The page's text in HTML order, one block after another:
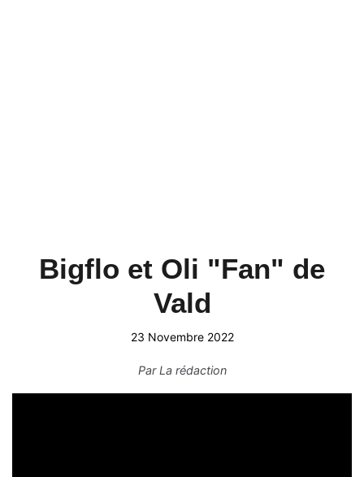
Bigflo et Oli "Fan" de
Vald
23 Novembre 2022
ParLa rédaction